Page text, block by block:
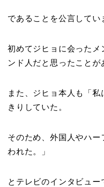
であることを公言してい
初めてジヒョに会ったメ
ンド人だと思ったことが
また、ジヒョ本人も「
きりしていた。
そのため、外国人やハ
われた。」
とテレビのインタビュー